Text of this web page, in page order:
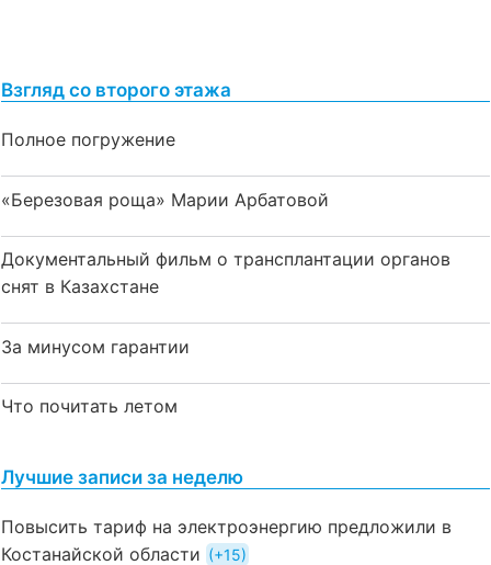
Взгляд со второго этажа
Полное погружение
«Березовая роща» Марии Арбатовой
Документальный фильм о трансплантации органов
снят в Казахстане
За минусом гарантии
Что почитать летом
Лучшие записи за неделю
Повысить тариф на электроэнергию предложили в
Костанайской области
+15